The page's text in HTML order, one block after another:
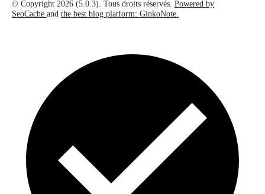
© Copyright 2026 (5.0.3). Tous droits réservés. Powered by
SeoCache and the best blog platform: GinkoNote.